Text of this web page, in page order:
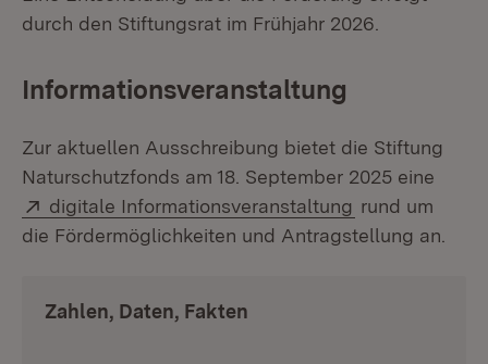
durch den Stiftungsrat im Frühjahr 2026.
Informationsveranstaltung
Zur aktuellen Ausschreibung bietet die Stiftung
Naturschutzfonds am 18. September 2025 eine
Extern:
digitale Informationsveranstaltung (Öffnet in
rund um
die Fördermöglichkeiten und Antragstellung an.
Zahlen, Daten, Fakten